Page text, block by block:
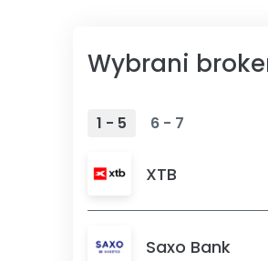
Wybrani
1 - 5 6 - 7
XTB
Saxo Bank